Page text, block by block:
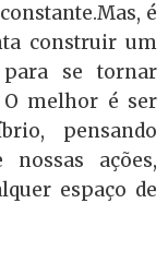
é
construir um
se tornar
O melhor é ser
pensando
nossas ações,
espaço de